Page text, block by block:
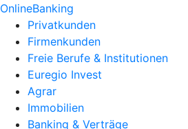
OnlineBanking
Privatkunden
Firmenkunden
Freie Berufe & Institutionen
Euregio Invest
Agrar
Immobilien
Banking & Verträge